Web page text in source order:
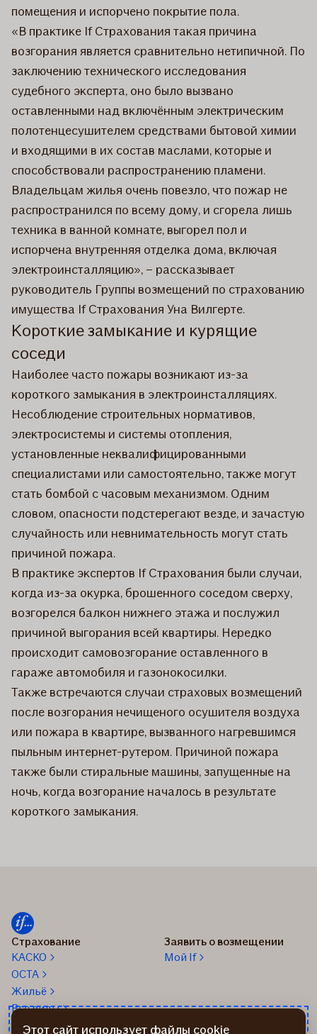
помещения и испорчено покрытие пола.
«В практике If Страхования такая причина
возгорания является сравнительно нетипичной. По
заключению технического исследования
судебного эксперта, оно было вызвано
оставленными над включённым электрическим
полотенцесушителем средствами бытовой химии
и входящими в их состав маслами, которые и
способствовали распространению пламени.
Владельцам жилья очень повезло, что пожар не
распространился по всему дому, и сгорела лишь
техника в ванной комнате, выгорел пол и
испорчена внутренняя отделка дома, включая
электроинсталляцию», – рассказывает
руководитель Группы возмещений по страхованию
имущества If Страхования Уна Вилгерте.
Короткие замыкание и курящие
соседи
Наиболее часто пожары возникают из-за
короткого замыкания в электроинсталляциях.
Несоблюдение строительных нормативов,
электросистемы и системы отопления,
установленные неквалифицированными
специалистами или самостоятельно, также могут
стать бомбой с часовым механизмом. Одним
словом, опасности подстерегают везде, и зачастую
случайность или невнимательность могут стать
причиной пожара.
В практике экспертов If Страхования были случаи,
когда из-за окурка, брошенного соседом сверху,
возгорелся балкон нижнего этажа и послужил
причиной выгорания всей квартиры. Нередко
происходит самовозгорание оставленного в
гараже автомобиля и газонокосилки.
Также встречаются случаи страховых возмещений
после возгорания нечищеного осушителя воздуха
или пожара в квартире, вызванного нагревшимся
пыльным интернет-рутером. Причиной пожара
также были стиральные машины, запущенные на
ночь, когда возгорание началось в результате
короткого замыкания.
Страхование
КАСКО
OCTA
Жильё
Все виды
Заявить о возмещении
Мой If
Этот сайт использует файлы cookie